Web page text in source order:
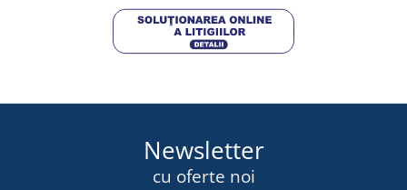
Newsletter
cu oferte noi